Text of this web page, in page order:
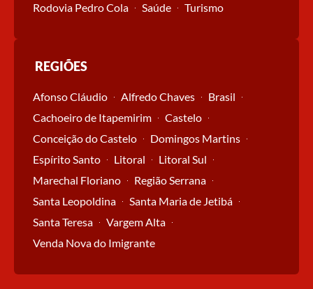
Rodovia Pedro Cola
Saúde Turismo
REGIÕES
Afonso Cláudio Alfredo Chaves
Brasil
Cachoeiro de Itapemirim
Castelo
Conceição do Castelo
Domingos Martins
Espírito Santo
Litoral
Litoral Sul
Marechal Floriano
Região Serrana
Santa Leopoldina
Santa Maria de Jetibá
Santa Teresa
Vargem Alta
Venda Nova do Imigrante